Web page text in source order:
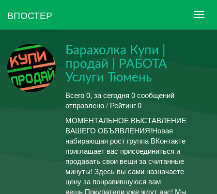
ВПОСТЕР
Барахолка Купи |
продай | РАБОТА
Услуги Тюмень
Всего 0, за сегодня 0 сообщений
отправлено / Рейтинг 0
МОМЕНТАЛЬНОЕ ВЫСТАВЛЕНИЕ
ВАШЕГО ОБЪЯВЛЕНИЯ!Новая
набирающая рост группа ВКонтакте
приглашает вас присоединиться и
продавать свои вещи за считанные
минуты! Здесь вы сами назначаете
цену за понравившуюся вам
вещь.Покупатели уже ждут вас! Мы